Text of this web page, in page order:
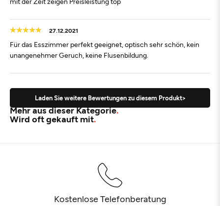
27.12.2021
Für das Esszimmer perfekt geeignet, optisch sehr schön, kein
unangenehmer Geruch, keine Flusenbildung.
Laden Sie weitere Bewertungen zu diesem Produkt>
Mehr aus dieser Kategorie
Wird oft gekauft mit
Kostenlose Telefonberatung